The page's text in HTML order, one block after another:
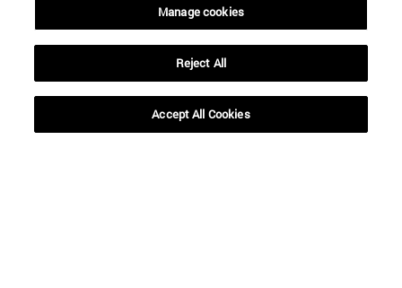
Accesos directos
(abre en nueva ventana)
Manage cookies
Reject All
Accept All Cookies